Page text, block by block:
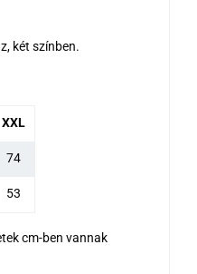
két színben.
XXL
74
53
cm-ben vannak